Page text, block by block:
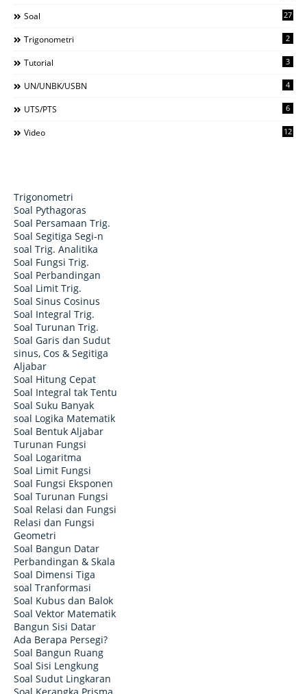
Soal 27
Trigonometri 2
Tutorial 3
UN/UNBK/USBN 4
UTS/PTS 6
Video 12
Trigonometri
Soal Pythagoras
Soal Persamaan Trig.
Soal Segitiga Segi-n
soal Trig. Analitika
Soal Fungsi Trig.
Soal Perbandingan
Soal Limit Trig.
Soal Sinus Cosinus
Soal Integral Trig.
Soal Turunan Trig.
Soal Garis dan Sudut
sinus, Cos & Segitiga
Aljabar
Soal Hitung Cepat
Soal Integral tak Tentu
Soal Suku Banyak
soal Logika Matematik
Soal Bentuk Aljabar
Turunan Fungsi
Soal Logaritma
Soal Limit Fungsi
Soal Fungsi Eksponen
Soal Turunan Fungsi
Soal Relasi dan Fungsi
Relasi dan Fungsi
Geometri
Soal Bangun Datar
Perbandingan & Skala
Soal Dimensi Tiga
soal Tranformasi
Soal Kubus dan Balok
Soal Vektor Matematik
Bangun Sisi Datar
Ada Berapa Persegi?
Soal Bangun Ruang
Soal Sisi Lengkung
Soal Sudut Lingkaran